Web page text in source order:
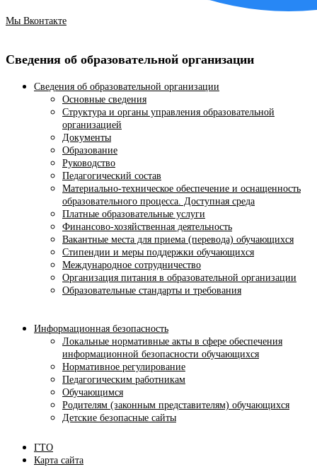
Мы Вконтакте
Сведения об образовательной организации
Сведения об образовательной организации
Основные сведения
Структура и органы управления образовательной
организацией
Документы
Образование
Руководство
Педагогический состав
Материально-техническое обеспечение и оснащенность
образовательного процесса. Доступная среда
Платные образовательные услуги
Финансово-хозяйственная деятельность
Вакантные места для приема (перевода) обучающихся
Стипендии и меры поддержки обучающихся
Международное сотрудничество
Организация питания в образовательной организации
Образовательные стандарты и требования
Информационная безопасность
Локальные нормативные акты в сфере обеспечения
информационной безопасности обучающихся
Нормативное регулирование
Педагогическим работникам
Обучающимся
Родителям (законным представителям) обучающихся
Детские безопасные сайты
ГТО
Карта сайта